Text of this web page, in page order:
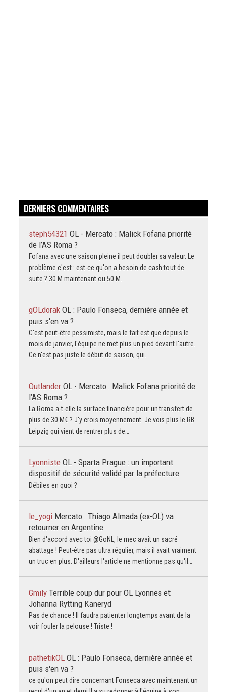
DERNIERS COMMENTAIRES
steph54321 OL - Mercato : Malick Fofana priorité
de l’AS Roma ?
Fofana avec une saison pleine il peut doubler sa valeur. Le
problème c'est : est-ce qu'on a besoin de cash tout de
suite ? 30 M maintenant ou 50 M…
gOLdorak OL : Paulo Fonseca, dernière année et
puis s'en va ?
C'est peut-être pessimiste, mais le fait est que depuis le
mois de janvier, l'équipe ne met plus un pied devant l'autre.
Ce n'est pas juste le début de saison, qui…
Outlander OL - Mercato : Malick Fofana priorité de
l’AS Roma ?
La Roma a-t-elle la surface financière pour un transfert de
plus de 30 M€ ? J'y crois moyennement. Je vois plus le RB
Leipzig qui vient de rentrer plus de…
Lyonniste OL - Sparta Prague : un important
dispositif de sécurité validé par la préfecture
Débiles en quoi ?
le_yogi Mercato : Thiago Almada (ex-OL) va
retourner en Argentine
Bien d'accord avec toi @GoNL, le mec avait un sacré
abattage ! Peut-être pas ultra régulier, mais il avait vraiment
un truc en plus. D'ailleurs l'article ne mentionne pas qu'il…
Gmily Terrible coup dur pour OL Lyonnes et
Johanna Rytting Kaneryd
Pas de chance ! Il faudra patienter longtemps avant de la
voir fouler la pelouse ! Triste !
pathetikOL OL : Paulo Fonseca, dernière année et
puis s'en va ?
ce qu'on peut dire concernant Fonseca avec maintenant un